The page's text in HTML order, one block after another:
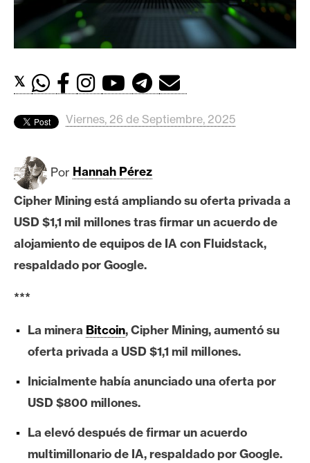
M
e
d
s
B
c
o
i
E
t
h
e
r
u
m
𝕏
Viernes, 26 de Septiembre, 2025
Por Hannah Pérez
Cipher Mining está ampliando su oferta privada a
USD $1,1 mil millones tras firmar un acuerdo de
alojamiento de equipos de IA con Fluidstack,
respaldado por Google.
***
La minera Bitcoin, Cipher Mining, aumentó su
oferta privada a USD $1,1 mil millones.
Inicialmente había anunciado una oferta por
USD $800 millones.
La elevó después de firmar un acuerdo
multimillonario de IA, respaldado por Google.